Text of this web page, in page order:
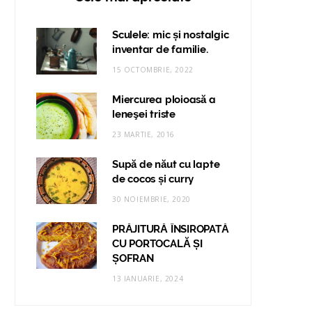
Sculele: mic și nostalgic
inventar de familie.
15 OCTOMBRIE, 2022
Miercurea ploioasă a
leneşei triste
23 MARTIE, 2016
Supă de năut cu lapte
de cocos și curry
30 NOIEMBRIE, 2020
PRĂJITURĂ ÎNSIROPATĂ
CU PORTOCALĂ ȘI
ȘOFRAN
13 IANUARIE, 2024